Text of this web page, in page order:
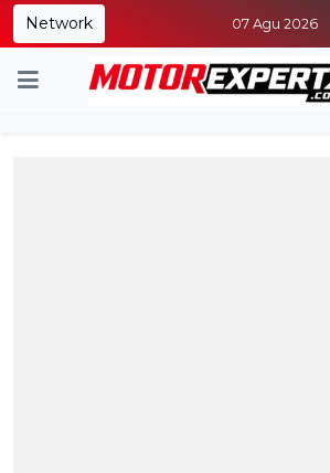
Network 07 Agu 2026